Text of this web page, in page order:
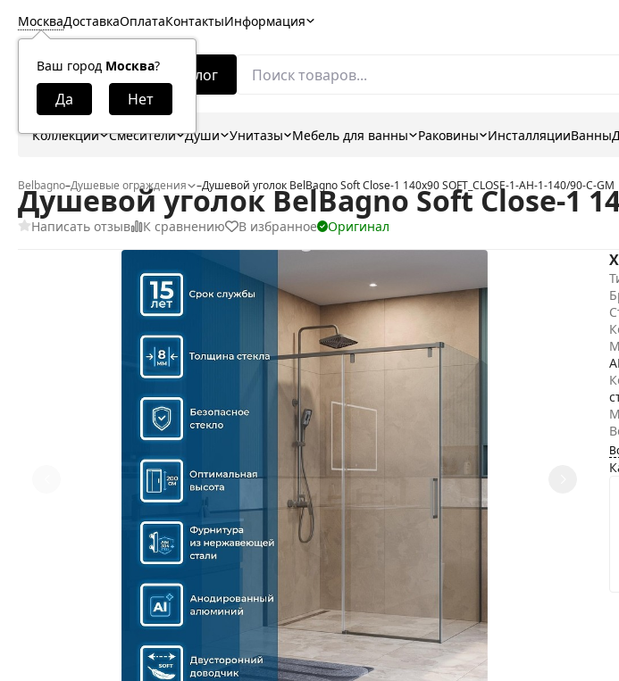
Москва
Ваш город Москва?
ДоставкаОплатаКонтактыИнформация
Каталог
Коллекции Смесители Души Унитазы Мебель для ванны Раковины ИнсталляцииВанны
Belbagno–Душевые ограждения –Душевой уголок BelBagno Soft Close-1 140x90 SOFT_CLOSE-1-AH-1-140/90-C-GM
Душевой уголок BelBagno Soft Close-1
Написать отзыв К сравнению В избранное Оригинал